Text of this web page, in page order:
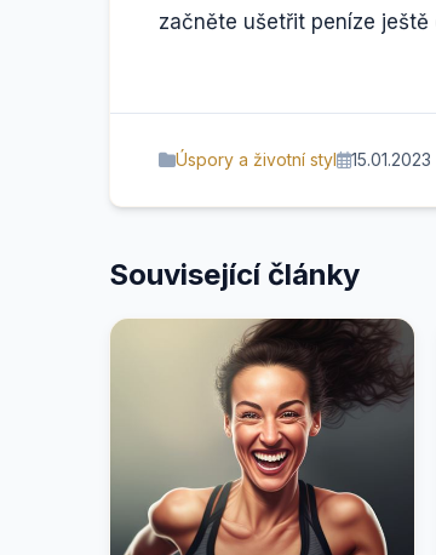
začněte ušetřit peníze ještě
Úspory a životní styl 15.01.2023
Související články